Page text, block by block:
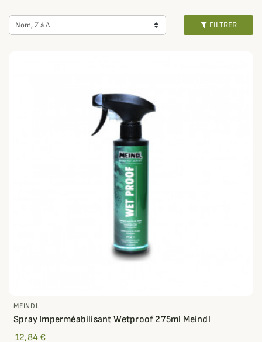
Nom, Z à A FILTRER
MEINDL
Spray Imperméabilisant Wetproof 275ml Meindl
12,84 €